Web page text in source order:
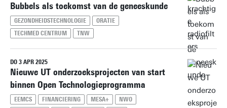
Bubbels als toekomst van de geneeskunde
GEZONDHEIDSTECHNOLOGIE
ORATIE
TECHMED CENTRUM
TNW
DO 3 APR 2025
Nieuwe UT onderzoeksprojecten van start
binnen Open Technologieprogramma
EEMCS FINANCIERING MESA+
NWO